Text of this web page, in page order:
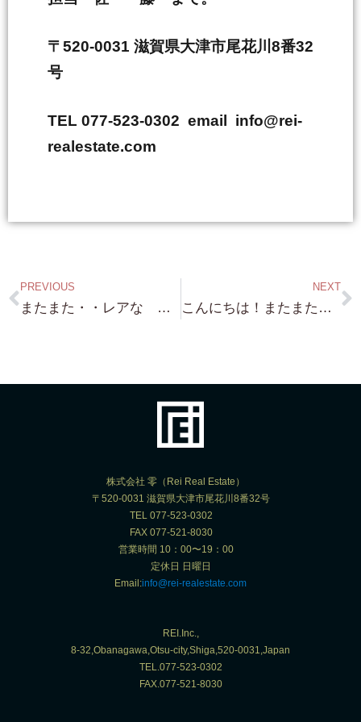
〒520-0031 滋賀県大津市尾花川8番32
号
TEL 077-523-0302 email info@rei-
realestate.com
PREVIOUS
またまた・・レアな 琵琶湖浜付き 保養所 来週火曜日 情報頂きます！ありがとうございます！
NEXT
こんにちは！またまた レア物 京都 祇園新橋 新橋通り沿い お茶屋さん これも かなりレアですよ〜〜！
株式会社 零（Rei Real Estate）
〒520-0031 滋賀県大津市尾花川8番32号
TEL 077-523-0302
FAX 077-521-8030
営業時間 10：00〜19：00
定休日 日曜日
Email:info@rei-realestate.com
REI.Inc.,
8-32,Obanagawa,Otsu-city,Shiga,520-0031,Japan
TEL.077-523-0302
FAX.077-521-8030